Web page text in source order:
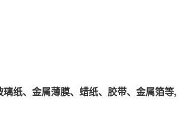
纸、金属薄膜、蜡纸、胶带、金属箔等,